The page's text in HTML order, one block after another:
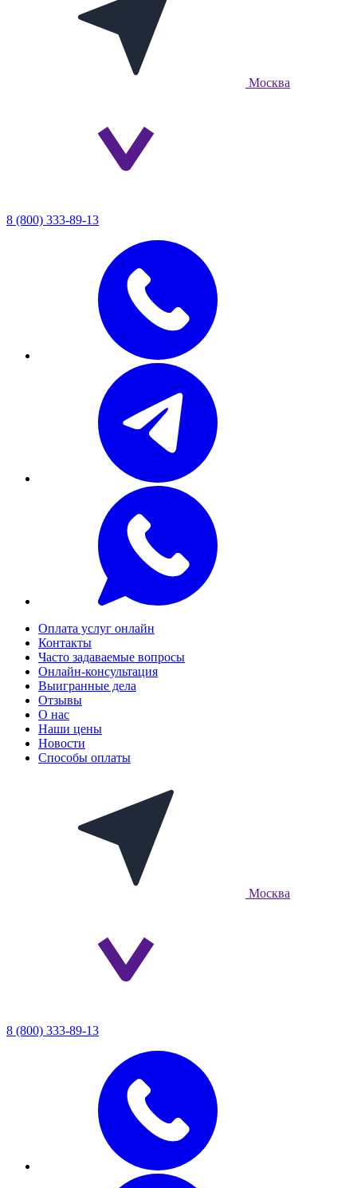
Москва
8 (800) 333-89-13
Оплата услуг онлайн
Контакты
Часто задаваемые вопросы
Онлайн-консультация
Выигранные дела
Отзывы
О нас
Наши цены
Новости
Способы оплаты
Москва
8 (800) 333-89-13